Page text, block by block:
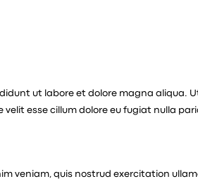
ut labore et dolore magna aliqua.
esse cillum dolore eu fugiat nulla
veniam, quis nostrud exercitation